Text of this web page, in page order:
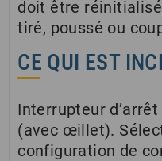
doit être
tiré, poussé ou
CE QUI EST
Interrupteur
(avec œillet).
configuration de